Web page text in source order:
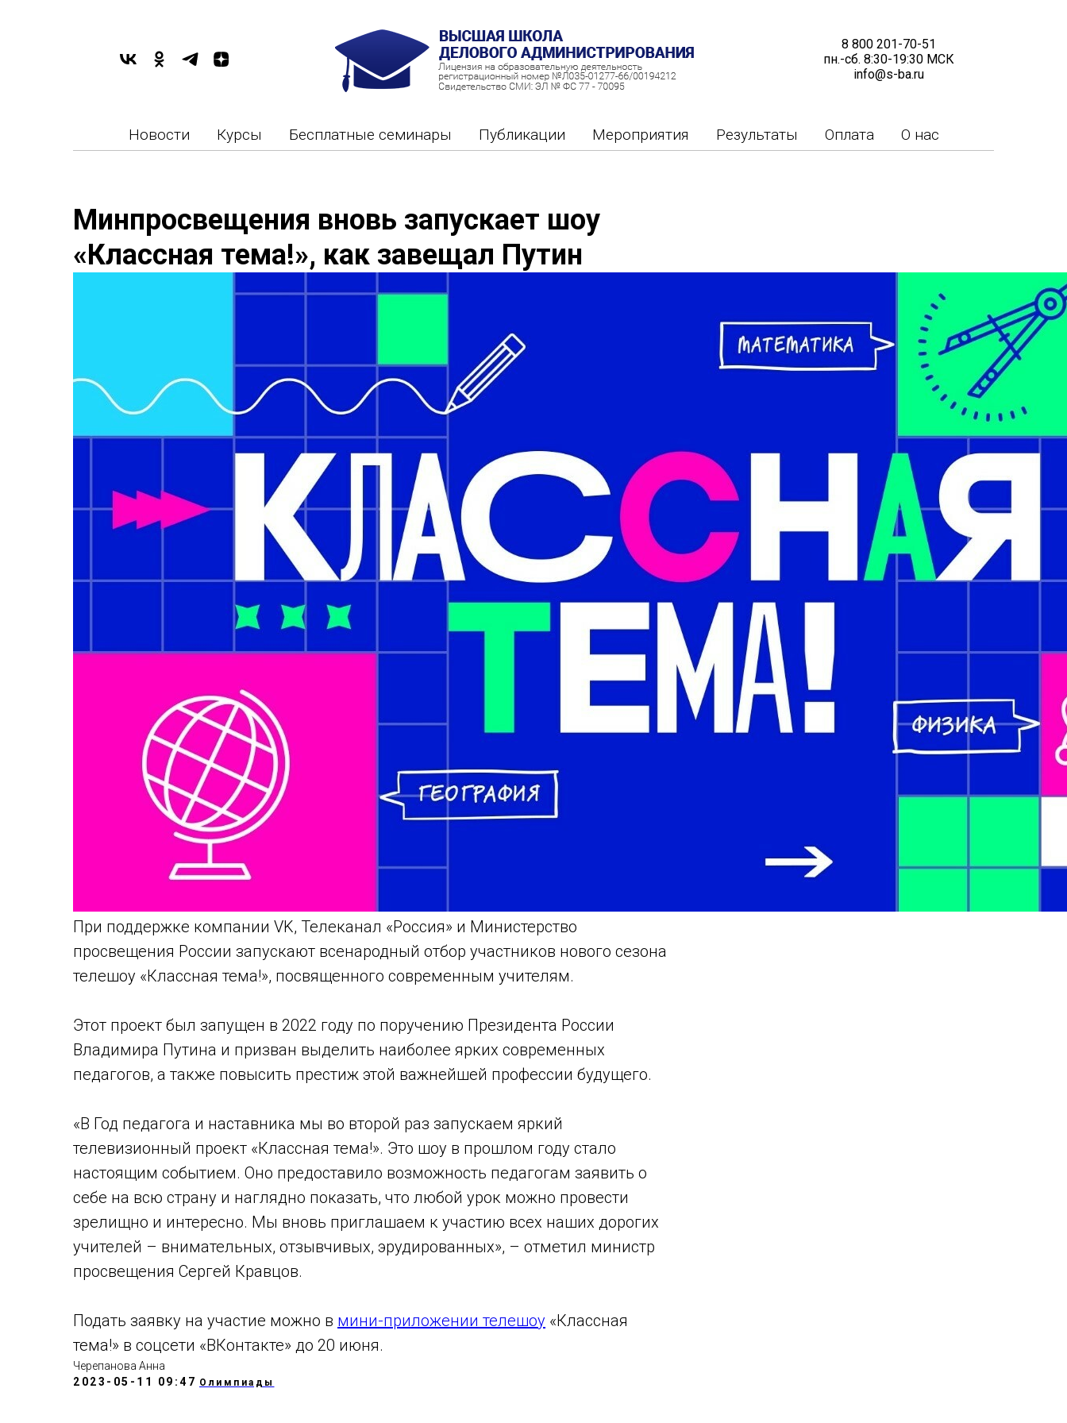
8 800 201-70-51
пн.-сб. 8:30-19:30 МСК
info@s-ba.ru
Новости Курсы Бесплатные семинары Публикации Мероприятия Результаты Оплата О нас
Минпросвещения вновь запускает шоу
«Классная тема!», как завещал Путин
При поддержке компании VK, Телеканал «Россия» и Министерство
просвещения России запускают всенародный отбор участников нового сезона
телешоу «Классная тема!», посвященного современным учителям.
Этот проект был запущен в 2022 году по поручению Президента России
Владимира Путина и призван выделить наиболее ярких современных
педагогов, а также повысить престиж этой важнейшей профессии будущего.
«В Год педагога и наставника мы во второй раз запускаем яркий
телевизионный проект «Классная тема!». Это шоу в прошлом году стало
настоящим событием. Оно предоставило возможность педагогам заявить о
себе на всю страну и наглядно показать, что любой урок можно провести
зрелищно и интересно. Мы вновь приглашаем к участию всех наших дорогих
учителей – внимательных, отзывчивых, эрудированных», – отметил министр
просвещения Сергей Кравцов.
Подать заявку на участие можно в мини-приложении телешоу «Классная
тема!» в соцсети «ВКонтакте» до 20 июня.
Черепанова Анна
2023-05-11 09:47 Олимпиады